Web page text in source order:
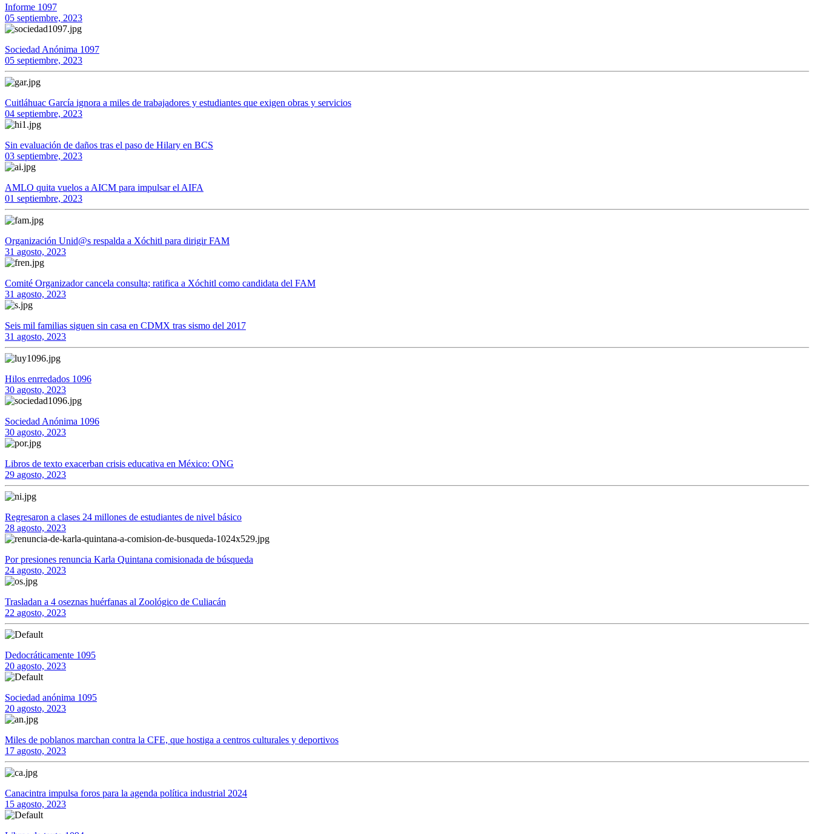
Informe 1097
05 septiembre, 2023
Sociedad Anónima 1097
05 septiembre, 2023
Cuitláhuac García ignora a miles de trabajadores y estudiantes que exigen obras y servicios
04 septiembre, 2023
Sin evaluación de daños tras el paso de Hilary en BCS
03 septiembre, 2023
AMLO quita vuelos a AICM para impulsar el AIFA
01 septiembre, 2023
Organización Unid@s respalda a Xóchitl para dirigir FAM
31 agosto, 2023
Comité Organizador cancela consulta; ratifica a Xóchitl como candidata del FAM
31 agosto, 2023
Seis mil familias siguen sin casa en CDMX tras sismo del 2017
31 agosto, 2023
Hilos enrredados 1096
30 agosto, 2023
Sociedad Anónima 1096
30 agosto, 2023
Libros de texto exacerban crisis educativa en México: ONG
29 agosto, 2023
Regresaron a clases 24 millones de estudiantes de nivel básico
28 agosto, 2023
Por presiones renuncia Karla Quintana comisionada de búsqueda
24 agosto, 2023
Trasladan a 4 oseznas huérfanas al Zoológico de Culiacán
22 agosto, 2023
Dedocráticamente 1095
20 agosto, 2023
Sociedad anónima 1095
20 agosto, 2023
Miles de poblanos marchan contra la CFE, que hostiga a centros culturales y deportivos
17 agosto, 2023
Canacintra impulsa foros para la agenda política industrial 2024
15 agosto, 2023